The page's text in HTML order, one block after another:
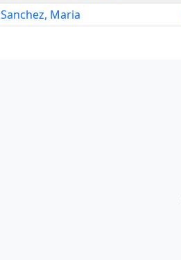
Sanchez, Maria